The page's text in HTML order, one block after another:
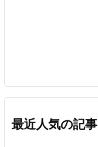
最近人気の記事